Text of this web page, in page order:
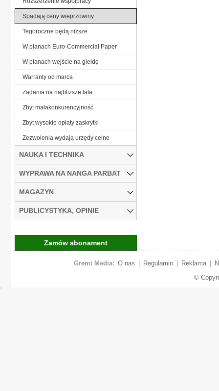
Spadają ceny wieprzowiny
Tegoroczne będą niższe
W planach Euro-Commercial Paper
W planach wejście na giełdę
Warranty od marca
Zadania na najbliższe lata
Zbyt małakonkurencyjność
Zbyt wysokie opłaty zaskrytki
Zezwolenia wydają urzędy celne
NAUKA I TECHNIKA
WYPRAWA NA NANGA PARBAT
MAGAZYN
PUBLICYSTYKA, OPINIE
Zamów abonament
Gremi Media: O nas Regulamin Reklama
©